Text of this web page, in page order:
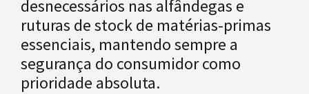
desnecessários nas alfândegas e
ruturas de stock de matérias-primas
essenciais, mantendo sempre a
segurança do consumidor como
prioridade absoluta.